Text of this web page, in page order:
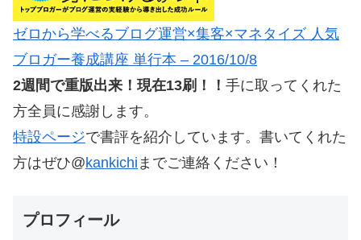
ゼロから学べるブログ運営×集客×マネタイズ 人気
ブロガー養成講座 単行本 – 2016/10/8
2週間で重版出来！現在13刷！！ 手に取ってくれた
方全員に感謝します。
特設ページで書評を紹介しています。書いてくれた
方はぜひ@kankichi までご連絡ください！
プロフィール